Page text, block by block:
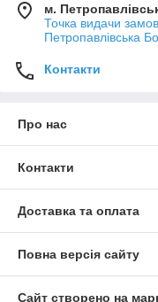
м.
Точка видачи
Петропавлівська
Контакти
Про нас
Контакти
Доставка та оплата
Повна версія сайту
Сайт створено на